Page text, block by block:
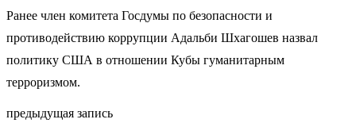
Ранее член комитета Госдумы по безопасности и
противодействию коррупции Адальби Шхагошев назвал
политику США в отношении Кубы гуманитарным
терроризмом.
предыдущая запись